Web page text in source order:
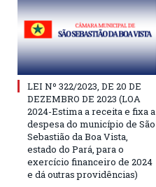
LEI Nº 322/2023, DE 20 DE
DEZEMBRO DE 2023 (LOA
2024-Estima a receita e fixa a
despesa do município de São
Sebastião da Boa Vista,
estado do Pará, para o
exercício financeiro de 2024
e dá outras providências)